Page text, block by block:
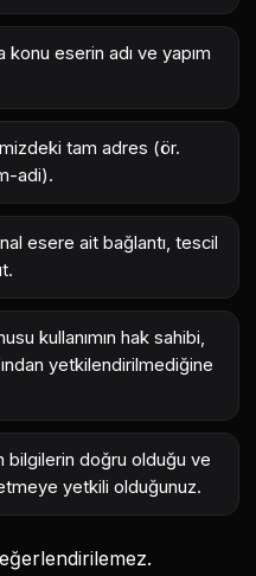
konu eserin adı ve yapım
tam adres (ör.
adi).
esere ait bağlantı, tescil
kullanımın hak sahibi,
yetkilendirilmediğine
bilgilerin doğru olduğu ve
yetkili olduğunuz.